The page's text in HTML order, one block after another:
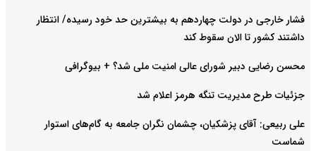
فشار خارجی در دولت چهاردهم به بیشترین حد خود رسیده/ انتظار
داشتند کشور تا الان سقوط کند
محسن رضایی دبیر شورای عالی امنیت ملی شد؟ + بیوگرافی
جزئیات طرح مدیریت تنگه هرمز اعلام شد
علی ربیعی: آقای پزشکیان، چشمان نگران جامعه به گام‌های استوار
شماست